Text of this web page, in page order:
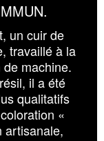
un cuir de
travaillé à la
machine.
il a été
qualitatifs
«
artisanale,